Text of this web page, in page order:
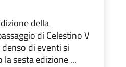
della
di Celestino V
di eventi si
sesta edizione ...